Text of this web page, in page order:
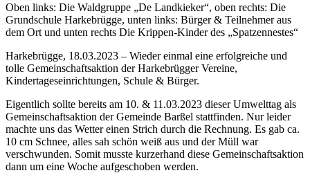
Oben links: Die Waldgruppe „De Landkieker“, oben rechts: Die
Grundschule Harkebrügge, unten links: Bürger & Teilnehmer aus
dem Ort und unten rechts Die Krippen-Kinder des „Spatzennestes“
Harkebrügge, 18.03.2023 – Wieder einmal eine erfolgreiche und
tolle Gemeinschaftsaktion der Harkebrügger Vereine,
Kindertageseinrichtungen, Schule & Bürger.
Eigentlich sollte bereits am 10. & 11.03.2023 dieser Umwelttag als
Gemeinschaftsaktion der Gemeinde Barßel stattfinden. Nur leider
machte uns das Wetter einen Strich durch die Rechnung. Es gab ca.
10 cm Schnee, alles sah schön weiß aus und der Müll war
verschwunden. Somit musste kurzerhand diese Gemeinschaftsaktion
dann um eine Woche aufgeschoben werden.